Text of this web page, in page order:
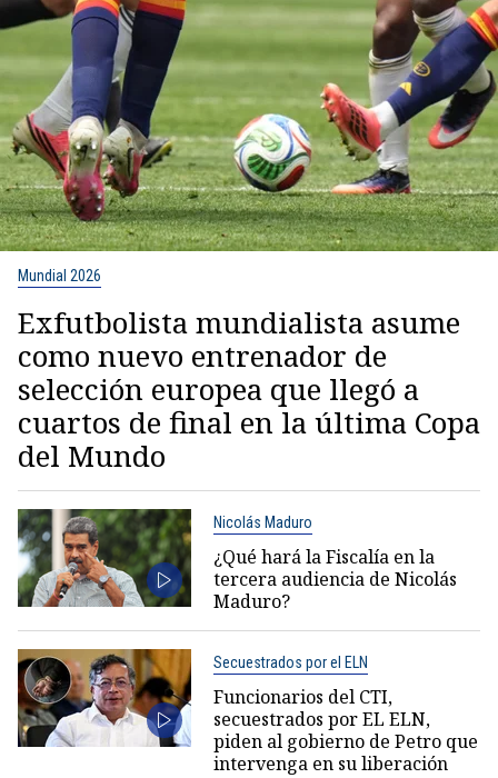
Mundial 2026
Exfutbolista mundialista asume
como nuevo entrenador de
selección europea que llegó a
cuartos de final en la última Copa
del Mundo
Nicolás Maduro
¿Qué hará la Fiscalía en la
tercera audiencia de Nicolás
Maduro?
Secuestrados por el ELN
Funcionarios del CTI,
secuestrados por EL ELN,
piden al gobierno de Petro que
intervenga en su liberación